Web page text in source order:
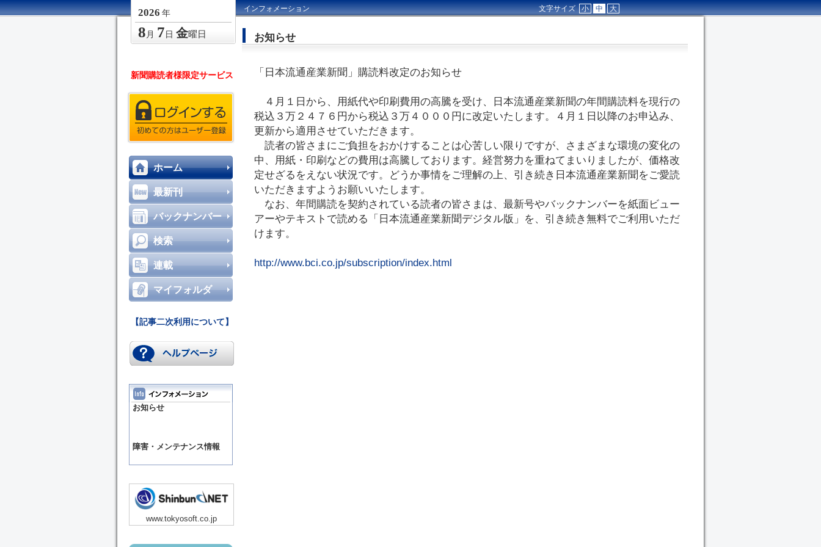
2026 年
8 月 7 日 金曜日
インフォメーション 文字サイズ 小 中 大
新聞購読者様限定サービス
ホーム
最新刊
バックナンバー
検索
連載
マイフォルダ
【記事二次利用について】
お知らせ
障害・メンテナンス情報
www.tokyosoft.co.jp
お知らせ
「日本流通産業新聞」購読料改定のお知らせ
４月１日から、用紙代や印刷費用の高騰を受け、日本流通産業新聞の年間購読料を現行の
税込３万２４７６円から税込３万４０００円に改定いたします。４月１日以降のお申込み、
更新から適用させていただきます。
読者の皆さまにご負担をおかけすることは心苦しい限りですが、さまざまな環境の変化の
中、用紙・印刷などの費用は高騰しております。経営努力を重ねてまいりましたが、価格改
定せざるをえない状況です。どうか事情をご理解の上、引き続き日本流通産業新聞をご愛読
いただきますようお願いいたします。
なお、年間購読を契約されている読者の皆さまは、最新号やバックナンバーを紙面ビュー
アーやテキストで読める「日本流通産業新聞デジタル版」を、引き続き無料でご利用いただ
けます。
http://www.bci.co.jp/subscription/index.html